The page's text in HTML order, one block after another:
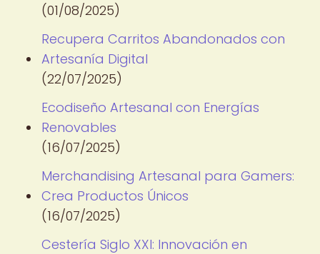
(01/08/2025)
Recupera Carritos Abandonados con
Artesanía Digital
(22/07/2025)
Ecodiseño Artesanal con Energías
Renovables
(16/07/2025)
Merchandising Artesanal para Gamers:
Crea Productos Únicos
(16/07/2025)
Cestería Siglo XXI: Innovación en